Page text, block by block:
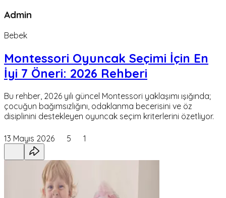
Admin
Bebek
Montessori Oyuncak Seçimi İçin En
İyi 7 Öneri: 2026 Rehberi
Bu rehber, 2026 yılı güncel Montessori yaklaşımı ışığında;
çocuğun bağımsızlığını, odaklanma becerisini ve öz
disiplinini destekleyen oyuncak seçim kriterlerini özetliyor.
13 Mayıs 2026 5 1